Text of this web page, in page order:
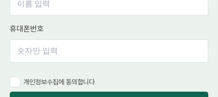
휴대폰번호
개인정보수집에 동의합니다.